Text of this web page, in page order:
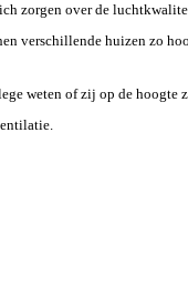
zorgen over de
verschillende huizen zo
weten of zij op de hoogte